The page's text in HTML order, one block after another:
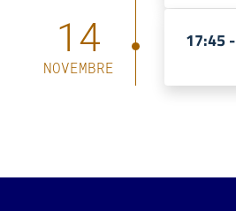
Orari
14
NOVEMBRE
17:45 -